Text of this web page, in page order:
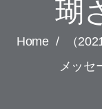
瑚
Home /
（
メッセ